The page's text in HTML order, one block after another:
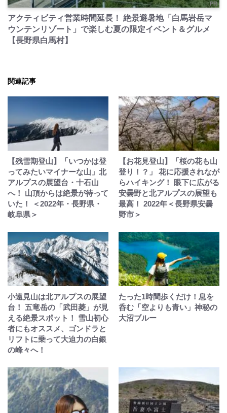
PR
アクティビティ営業時間延長！ 絶景避暑地「白馬岩岳マ
ウンテンリゾート」で楽しむ夏の限定イベント＆グルメ
【長野県白馬村】
関連記事
【残雪期登山】「いつかは登
ってみたいマイナーな山」北
アルプスの展望台・十石山
へ！ 山頂からは絶景が待って
いた！ ＜2022年・長野県・
岐阜県＞
【お花見登山】「桜の花も山
登り！？」 花に応援されなが
らハイキング！ 眼下に広がる
安曇野と北アルプスの展望も
最高！ 2022年＜長野県安曇
野市＞
小遠見山は北アルプスの展望
台！ 五竜岳の「武田菱」が見
える絶景スポット！ 雪山初心
者にもオススメ、ゴンドラと
リフトに乗って大迫力の白銀
の峰々へ！
たった1時間歩くだけ！息を
呑む「空よりも青い」神秘の
大沼ブルー